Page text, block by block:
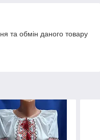
та обмін даного товару